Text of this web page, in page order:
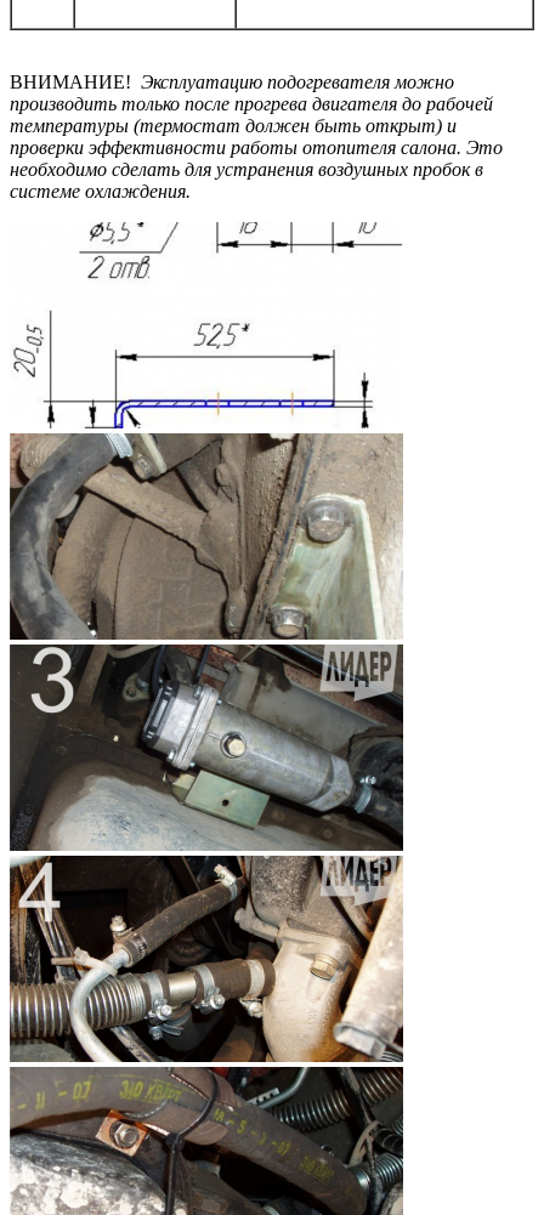
ВНИМАНИЕ! Эксплуатацию подогревателя можно
производить только после прогрева двигателя до рабочей
температуры (термостат должен быть открыт) и
проверки эффективности работы отопителя салона. Это
необходимо сделать для устранения воздушных пробок в
системе охлаждения.